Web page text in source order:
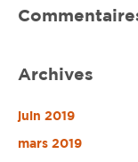
e
Archives
juin 2019
mars 2019